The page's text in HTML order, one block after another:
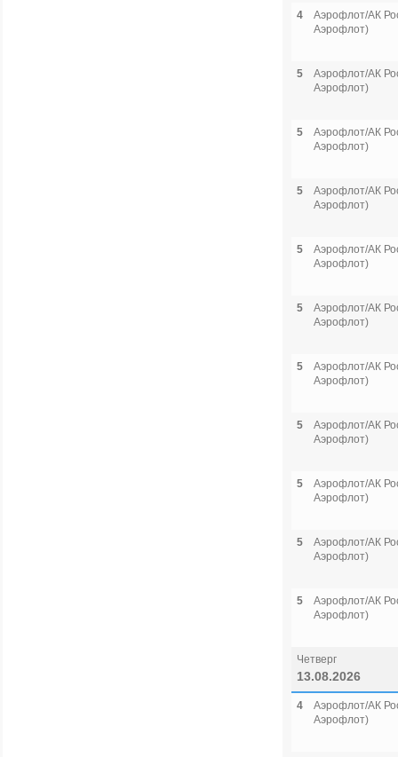
4
Аэрофлот/АК
Аэрофлот)
5
Аэрофлот/АК
Аэрофлот)
5
Аэрофлот/АК
Аэрофлот)
5
Аэрофлот/АК
Аэрофлот)
5
Аэрофлот/АК
Аэрофлот)
5
Аэрофлот/АК
Аэрофлот)
5
Аэрофлот/АК
Аэрофлот)
5
Аэрофлот/АК
Аэрофлот)
5
Аэрофлот/АК
Аэрофлот)
5
Аэрофлот/АК
Аэрофлот)
5
Аэрофлот/АК
Аэрофлот)
Четверг
13.08.2026
4
Аэрофлот/АК
Аэрофлот)